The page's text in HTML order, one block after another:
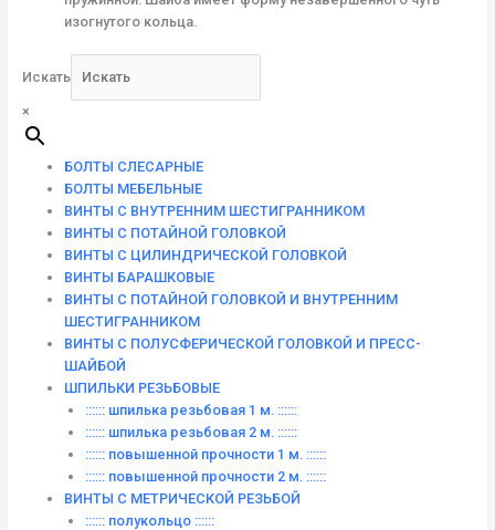
изогнутого кольца.
Искать
×
БОЛТЫ СЛЕСАРНЫЕ
БОЛТЫ МЕБЕЛЬНЫЕ
ВИНТЫ С ВНУТРЕННИМ ШЕСТИГРАННИКОМ
ВИНТЫ С ПОТАЙНОЙ ГОЛОВКОЙ
ВИНТЫ С ЦИЛИНДРИЧЕСКОЙ ГОЛОВКОЙ
ВИНТЫ БАРАШКОВЫЕ
ВИНТЫ С ПОТАЙНОЙ ГОЛОВКОЙ И ВНУТРЕННИМ
ШЕСТИГРАННИКОМ
ВИНТЫ С ПОЛУСФЕРИЧЕСКОЙ ГОЛОВКОЙ И ПРЕСС-
ШАЙБОЙ
ШПИЛЬКИ РЕЗЬБОВЫЕ
:::::: шпилька резьбовая 1 м. ::::::
:::::: шпилька резьбовая 2 м. ::::::
:::::: повышенной прочности 1 м. ::::::
:::::: повышенной прочности 2 м. ::::::
ВИНТЫ C МЕТРИЧЕСКОЙ РЕЗЬБОЙ
:::::: полукольцо ::::::